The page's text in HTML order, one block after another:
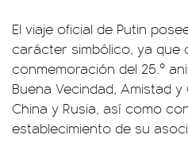
El viaje oficial de Putin
carácter simbólico, ya que
conmemoración del 25.º
Buena Vecindad, Amistad
China y Rusia, así como
establecimiento de su